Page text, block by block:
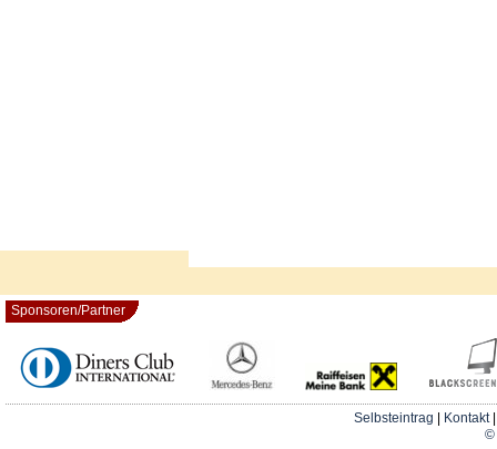
Sponsoren/Partner
Selbsteintrag Kontakt
©